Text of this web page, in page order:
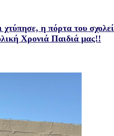
η πόρτα του
Χρονιά Παιδιά μας!!